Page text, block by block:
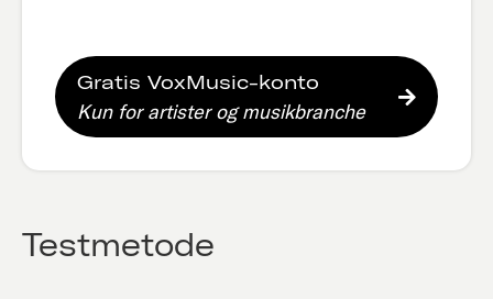
Gratis VoxMusic-konto
Kun for artister og musikbranche
Testmetode